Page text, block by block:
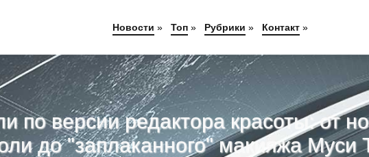
по версии редактора красоты: от
до "заплаканного" макияжа Муси
Новости » Топ» Рубрики » Контакт»